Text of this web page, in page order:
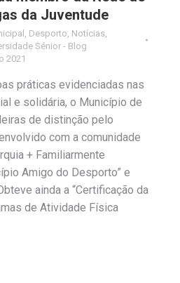
da Juventude
, Desporto, Notícias,
Sénior - Blog
2021
práticas evidenciadas nas
e solidária, o Município de
de distinção pelo
com a comunidade
+ Familiarmente
Amigo do Desporto” e
ainda a “Certificação da
de Atividade Física